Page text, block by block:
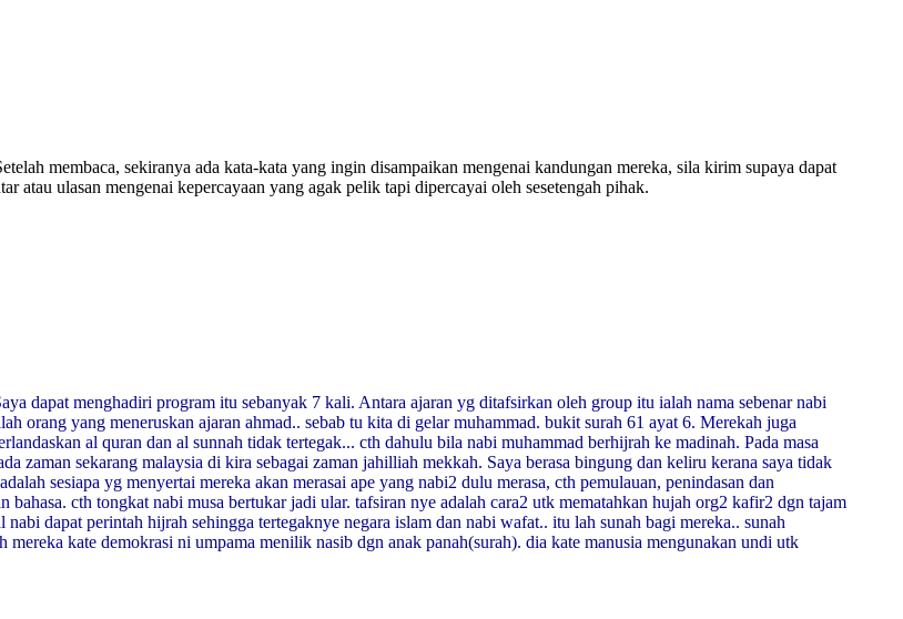
membaca, sekiranya ada kata-kata yang ingin disampaikan mengenai kandungan mereka, sila kirim supaya dapat
atau ulasan mengenai kepercayaan yang agak pelik tapi dipercayai oleh sesetengah pihak.
dapat menghadiri program itu sebanyak 7 kali. Antara ajaran yg ditafsirkan oleh group itu ialah nama sebenar nabi
orang yang meneruskan ajaran ahmad.. sebab tu kita di gelar muhammad. bukit surah 61 ayat 6. Merekah juga
al quran dan al sunnah tidak tertegak... cth dahulu bila nabi muhammad berhijrah ke madinah. Pada masa
zaman sekarang malaysia di kira sebagai zaman jahilliah mekkah. Saya berasa bingung dan keliru kerana saya tidak
sesiapa yg menyertai mereka akan merasai ape yang nabi2 dulu merasa, cth pemulauan, penindasan dan
cth tongkat nabi musa bertukar jadi ular. tafsiran nye adalah cara2 utk mematahkan hujah org2 kafir2 dgn tajam
dapat perintah hijrah sehingga tertegaknye negara islam dan nabi wafat.. itu lah sunah bagi mereka.. sunah
kate demokrasi ni umpama menilik nasib dgn anak panah(surah). dia kate manusia mengunakan undi utk